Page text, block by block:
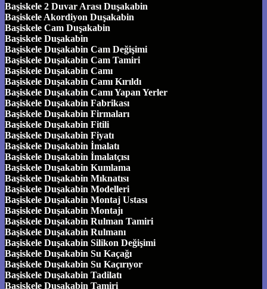
Başiskele 2 Duvar Arası Duşakabin
Başiskele Akordiyon Duşakabin
Başiskele Cam Duşakabin
Başiskele Duşakabin
Başiskele Duşakabin Cam Değişimi
Başiskele Duşakabin Cam Tamiri
Başiskele Duşakabin Camı
Başiskele Duşakabin Camı Kırıldı
Başiskele Duşakabin Camı Yapan Yerler
Başiskele Duşakabin Fabrikası
Başiskele Duşakabin Firmaları
Başiskele Duşakabin Fitili
Başiskele Duşakabin Fiyatı
Başiskele Duşakabin İmalatı
Başiskele Duşakabin İmalatçısı
Başiskele Duşakabin Kumlama
Başiskele Duşakabin Mıknatısı
Başiskele Duşakabin Modelleri
Başiskele Duşakabin Montaj Ustası
Başiskele Duşakabin Montajı
Başiskele Duşakabin Rulman Tamiri
Başiskele Duşakabin Rulmanı
Başiskele Duşakabin Silikon Değişimi
Başiskele Duşakabin Su Kaçağı
Başiskele Duşakabin Su Kaçırıyor
Başiskele Duşakabin Tadilatı
Başiskele Duşakabin Tamiri